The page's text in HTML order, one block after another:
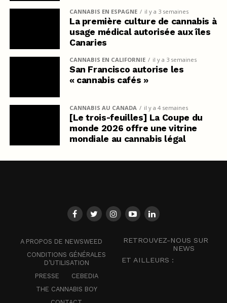
CANNABIS EN ESPAGNE il y a 3 semaines
La première culture de cannabis à
usage médical autorisée aux îles
Canaries
CANNABIS EN CALIFORNIE il y a 3 semaines
San Francisco autorise les
« cannabis cafés »
CANNABIS AU CANADA il y a 4 semaines
[Le trois-feuilles] La Coupe du
monde 2026 offre une vitrine
mondiale au cannabis légal
A PROPOS DE NEWSWEED
CONDITIONS GÉNÉRALES
D’UTILISATION
PRESSE
CEBEDIA
THE CANNABIS BOY
RETROUVEZ-NOUS SUR
NEWS
ET AILLEURS :